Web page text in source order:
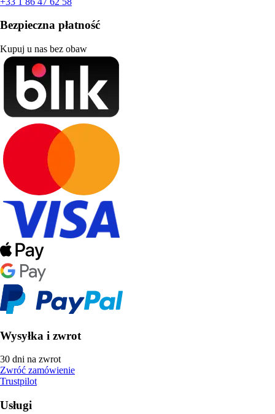
Bezpieczna płatność
Kupuj u nas bez obaw
Wysyłka i zwrot
30 dni na zwrot
Zwróć zamówienie
Trustpilot
Usługi